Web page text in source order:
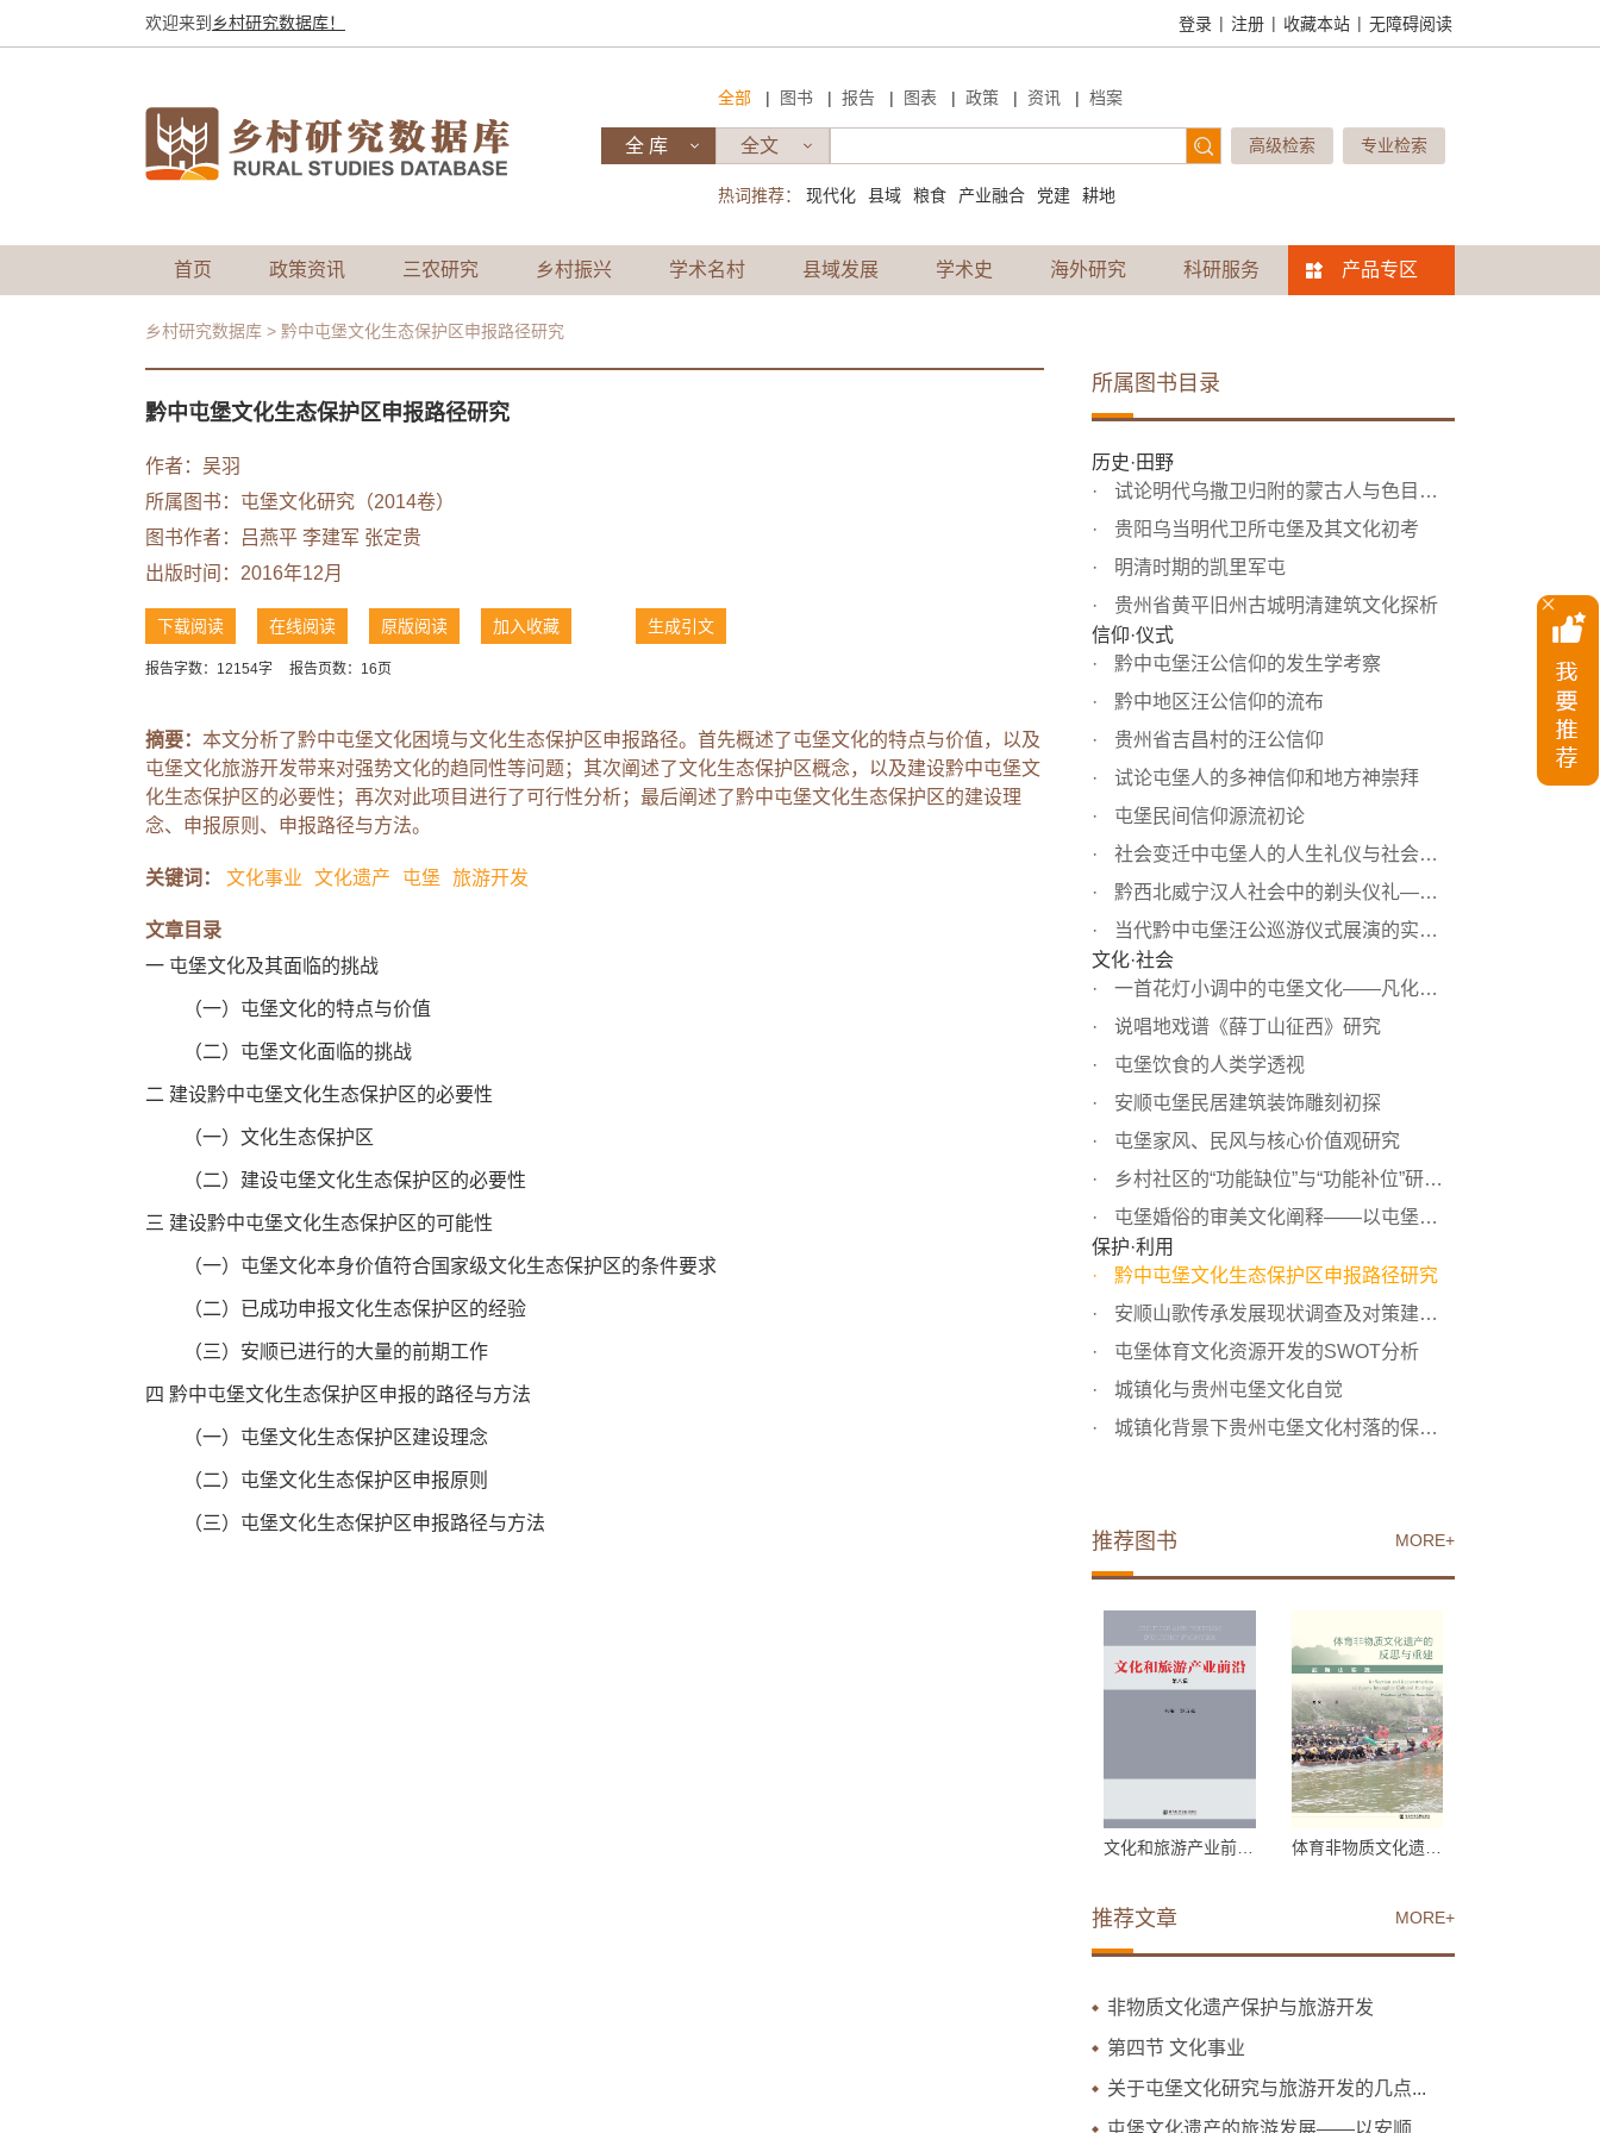
欢迎来到 乡村研究数据库！ 登录 | 注册 | 收藏本站 | 无障碍阅读
全部 | 图书 | 报告 | 图表 | 政策 | 资讯 | 档案
高级检索 专业检索
热词推荐： 现代化 县域 粮食 产业融合 党建 耕地
首页 政策资讯 三农研究 乡村振兴 学术名村 县域发展 学术史 海外研究 科研服务 产品专区
乡村研究数据库 > 黔中屯堡文化生态保护区申报路径研究
黔中屯堡文化生态保护区申报路径研究
作者： 吴羽
所属图书： 屯堡文化研究（2014卷）
图书作者：
吕燕平 李建军 张定贵
出版时间：2016年12月
下载阅读 在线阅读 原版阅读 加入收藏 生成引文
报告字数：12154字 报告页数：16页
摘要： 本文分析了黔中屯堡文化困境与文化生态保护区申报路径。首先概述了屯堡文化的特点与价值，以及
屯堡文化旅游开发带来对强势文化的趋同性等问题；其次阐述了文化生态保护区概念，以及建设黔中屯堡文
化生态保护区的必要性；再次对此项目进行了可行性分析；最后阐述了黔中屯堡文化生态保护区的建设理
念、申报原则、申报路径与方法。
关键词： 文化事业 文化遗产 屯堡 旅游开发
文章目录
一 屯堡文化及其面临的挑战
（一）屯堡文化的特点与价值
（二）屯堡文化面临的挑战
二 建设黔中屯堡文化生态保护区的必要性
（一）文化生态保护区
（二）建设屯堡文化生态保护区的必要性
三 建设黔中屯堡文化生态保护区的可能性
（一）屯堡文化本身价值符合国家级文化生态保护区的条件要求
（二）已成功申报文化生态保护区的经验
（三）安顺已进行的大量的前期工作
四 黔中屯堡文化生态保护区申报的路径与方法
（一）屯堡文化生态保护区建设理念
（二）屯堡文化生态保护区申报原则
（三）屯堡文化生态保护区申报路径与方法
所属图书目录
历史·田野
试论明代乌撒卫归附的蒙古人与色目人——从《大明武德将军...
贵阳乌当明代卫所屯堡及其文化初考
明清时期的凯里军屯
贵州省黄平旧州古城明清建筑文化探析
信仰·仪式
黔中屯堡汪公信仰的发生学考察
黔中地区汪公信仰的流布
贵州省吉昌村的汪公信仰
试论屯堡人的多神信仰和地方神崇拜
屯堡民间信仰源流初论
社会变迁中屯堡人的人生礼仪与社会网络建构——以结婚礼仪...
黔西北威宁汉人社会中的剃头仪礼——兼论卫所移民文化的移...
当代黔中屯堡汪公巡游仪式展演的实践逻辑及启示
文化·社会
一首花灯小调中的屯堡文化——凡化花灯小调《大闹元宵》的...
说唱地戏谱《薛丁山征西》研究
屯堡饮食的人类学透视
安顺屯堡民居建筑装饰雕刻初探
屯堡家风、民风与核心价值观研究
乡村社区的“功能缺位”与“功能补位”研究——以贵州省普...
屯堡婚俗的审美文化阐释——以屯堡村落时家屯为例
保护·利用
黔中屯堡文化生态保护区申报路径研究
安顺山歌传承发展现状调查及对策建议——以安顺屯堡山歌赛...
屯堡体育文化资源开发的SWOT分析
城镇化与贵州屯堡文化自觉
城镇化背景下贵州屯堡文化村落的保护与开发
MORE+
推荐图书
体育非物质文化遗产的反...
MORE+
推荐文章
非物质文化遗产保护与旅游开发
第四节 文化事业
关于屯堡文化研究与旅游开发的几点...
屯堡文化遗产的旅游发展——以安顺...